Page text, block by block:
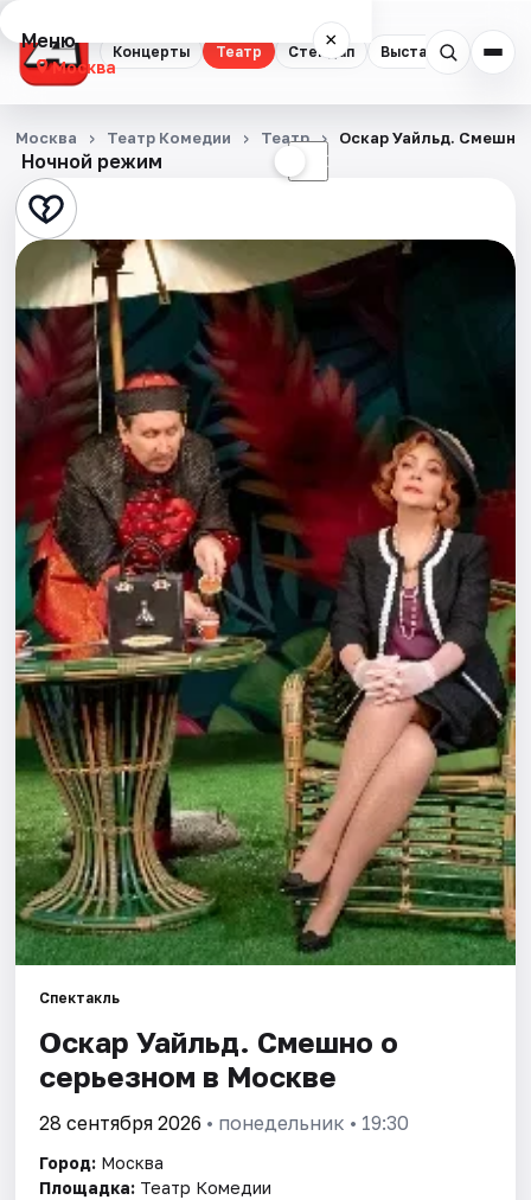
Концерты Театр Стендап Выставки
Меню ×
Москва
Концерты
Театр
Стендап
Выставки
Квесты
Экскурсии
Спорт
События
Города
Площадки
Артисты
Рейтинги
Ночной режим ☾
Москва Театр Комедии Театр Оскар Уайльд. Смешно
Спектакль
Оскар Уайльд. Смешно о
серьезном в Москве
28 сентября 2026 • понедельник • 19:30
Город: Москва
Площадка: Театр Комедии